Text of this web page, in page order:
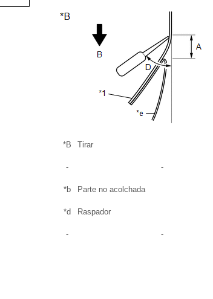
*B Tirar
- -
*b Parte no acolchada
*d Raspador
-
-